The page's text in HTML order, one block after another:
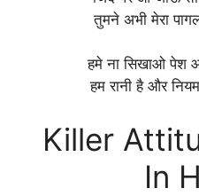
तुमने अभी मेरा
हमे ना सिखाओ पेश
हम रानी है और
Killer
In